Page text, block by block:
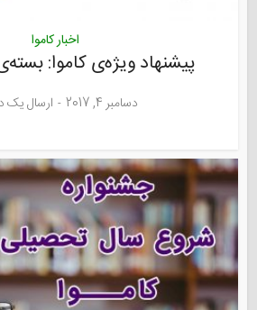
اخبار کاموا
پیشنهاد ویژه‌ی کاموا:
دسامبر 4, 2017 ارسال یک